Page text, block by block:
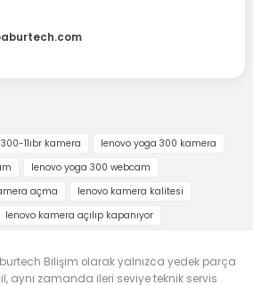
11ıbr kamera
lenovo yoga 300 kamera
lenovo yoga 300 webcam
açma
lenovo kamera kalitesi
lenovo kamera açılıp kapanıyor
Bilişim olarak yalnızca yedek parça
aynı zamanda ileri seviye teknik servis